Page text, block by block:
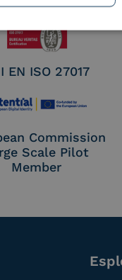
EN ISO 27017
Commission
Scale Pilot
Member